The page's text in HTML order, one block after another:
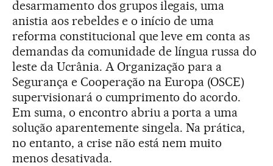
desarmamento dos grupos ilegais, uma
anistia aos rebeldes e o início de uma
reforma constitucional que leve em conta as
demandas da comunidade de língua russa do
leste da Ucrânia. A Organização para a
Segurança e Cooperação na Europa (OSCE)
supervisionará o cumprimento do acordo.
Em suma, o encontro abriu a porta a uma
solução aparentemente singela. Na prática,
no entanto, a crise não está nem muito
menos desativada.